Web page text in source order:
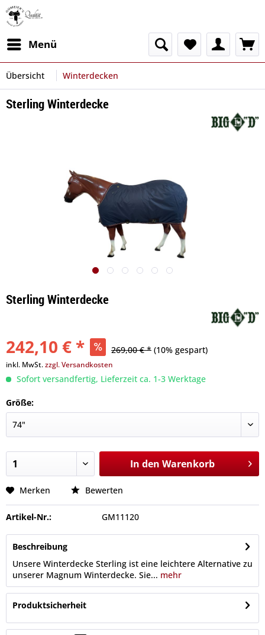
Menü
Übersicht Winterdecken
Sterling Winterdecke
Sterling Winterdecke
242,10 € * 269,00 € * (10% gespart)
inkl. MwSt.zzgl. Versandkosten
Sofort versandfertig, Lieferzeit ca. 1-3 Werktage
Größe:
In den Warenkorb
Merken Bewerten
Artikel-Nr.: GM11120
Beschreibung
Unsere Winterdecke Sterling ist eine leichtere Alternative zu
unserer Magnum Winterdecke. Sie... mehr
Produktsicherheit